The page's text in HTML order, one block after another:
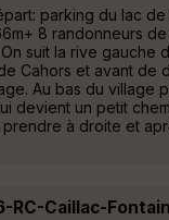
parking du lac de
8 randonneurs
suit la rive gauche
Cahors et avant de
Au bas du village
devient un petit
prendre à droite et
RC-Caillac-